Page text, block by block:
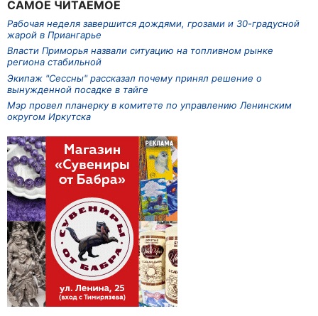
САМОЕ ЧИТАЕМОЕ
Рабочая неделя завершится дождями, грозами и 30-градусной
жарой в Приангарье
Власти Приморья назвали ситуацию на топливном рынке
региона стабильной
Экипаж "Сессны" рассказал почему принял решение о
вынужденной посадке в тайге
Мэр провел планерку в комитете по управлению Ленинским
округом Иркутска